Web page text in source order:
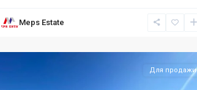
Meps Estate
Tatlısu,
Для продажи